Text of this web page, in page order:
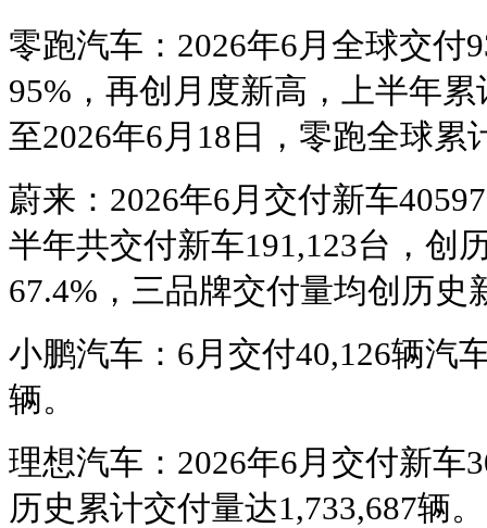
零跑汽车：2026年6月全球交付
95%，再创月度新高，上半年
至2026年6月18日，零跑全球累
蔚来：2026年6月交付新车
半年共交付新车191,123台，创
67.4%，三品牌交付量均创历史
小鹏汽车：6月交付40,126辆汽
辆。
理想汽车：2026年6月交付新车
历史累计交付量达1,733,687辆。